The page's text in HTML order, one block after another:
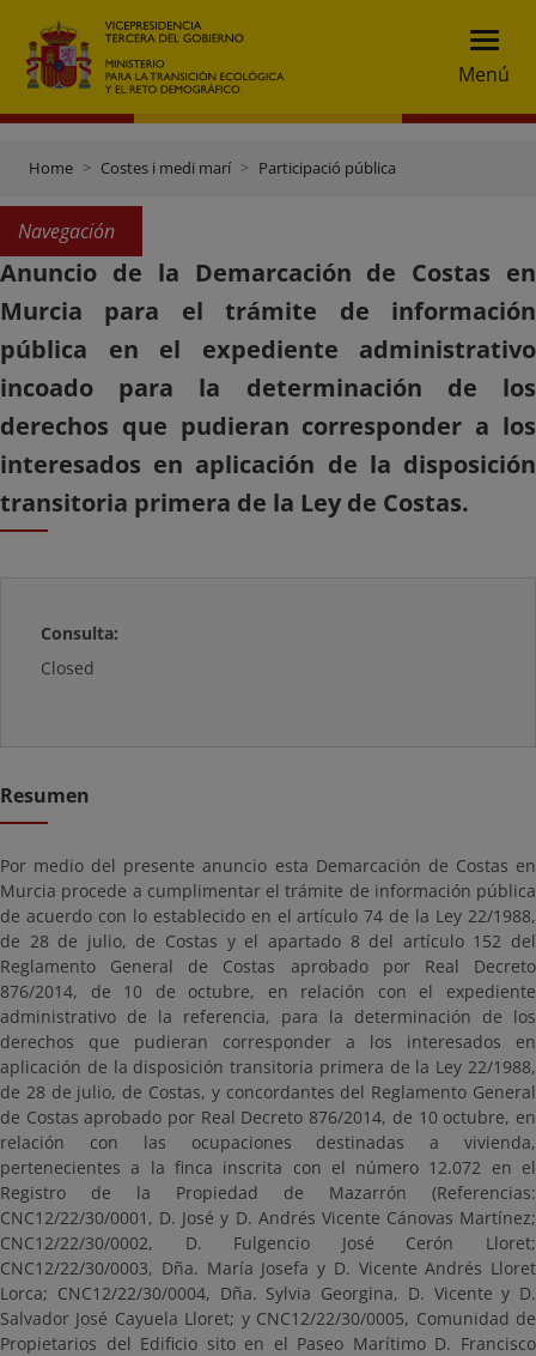
Menú
Home Costes i medi marí Participació pública
Navegación
Anuncio de la Demarcación de Costas en
Murcia para el trámite de información
pública en el expediente administrativo
incoado para la determinación de los
derechos que pudieran corresponder a los
interesados en aplicación de la disposición
transitoria primera de la Ley de Costas.
Consulta:
Closed
Resumen
Por medio del presente anuncio esta Demarcación de Costas en
Murcia procede a cumplimentar el trámite de información pública
de acuerdo con lo establecido en el artículo 74 de la Ley 22/1988,
de 28 de julio, de Costas y el apartado 8 del artículo 152 del
Reglamento General de Costas aprobado por Real Decreto
876/2014, de 10 de octubre, en relación con el expediente
administrativo de la referencia, para la determinación de los
derechos que pudieran corresponder a los interesados en
aplicación de la disposición transitoria primera de la Ley 22/1988,
de 28 de julio, de Costas, y concordantes del Reglamento General
de Costas aprobado por Real Decreto 876/2014, de 10 octubre, en
relación con las ocupaciones destinadas a vivienda,
pertenecientes a la finca inscrita con el número 12.072 en el
Registro de la Propiedad de Mazarrón (Referencias:
CNC12/22/30/0001, D. José y D. Andrés Vicente Cánovas Martínez;
CNC12/22/30/0002, D. Fulgencio José Cerón Lloret;
CNC12/22/30/0003, Dña. María Josefa y D. Vicente Andrés Lloret
Lorca; CNC12/22/30/0004, Dña. Sylvia Georgina, D. Vicente y D.
Salvador José Cayuela Lloret; y CNC12/22/30/0005, Comunidad de
Propietarios del Edificio sito en el Paseo Marítimo D. Francisco